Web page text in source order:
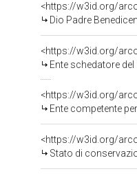
<https://w3id.org/
Dio Padre
<https://w3id.org/
Ente schedatore
<https://w3id.org/
Ente competente per tutela del
<https://w3id.org/
Stato di